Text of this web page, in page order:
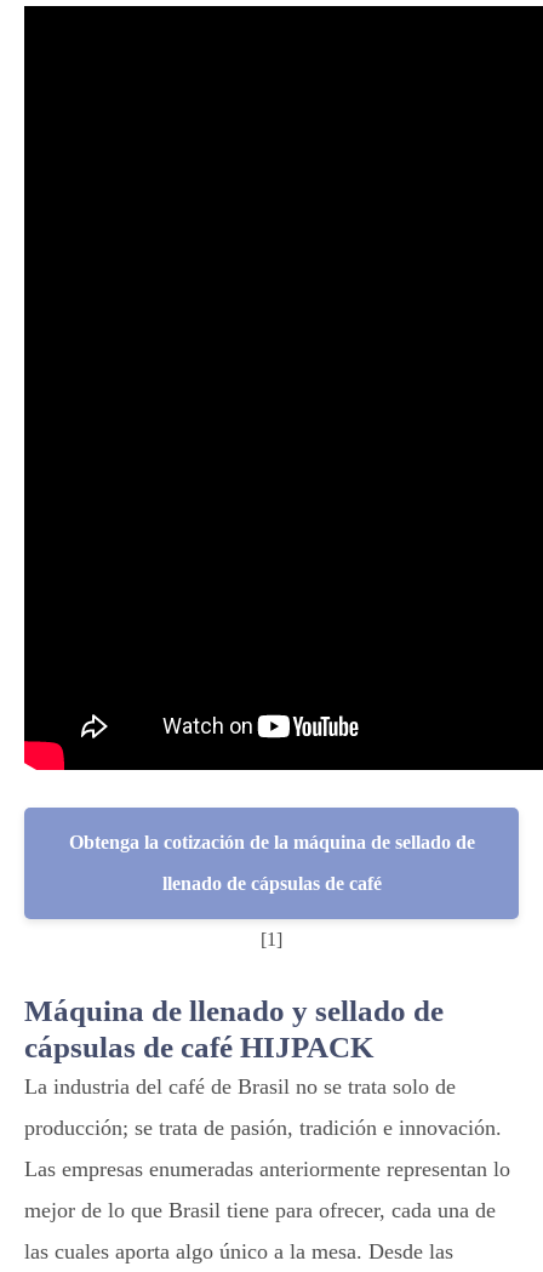
Obtenga la cotización de la máquina de sellado de
llenado de cápsulas de café
[1]
Máquina de llenado y sellado de
cápsulas de café HIJPACK
La industria del café de Brasil no se trata solo de
producción; se trata de pasión, tradición e innovación.
Las empresas enumeradas anteriormente representan lo
mejor de lo que Brasil tiene para ofrecer, cada una de
las cuales aporta algo único a la mesa. Desde las